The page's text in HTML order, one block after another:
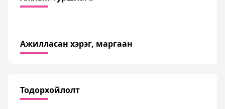
Ажилласан хэрэг, маргаан
Тодорхойлолт